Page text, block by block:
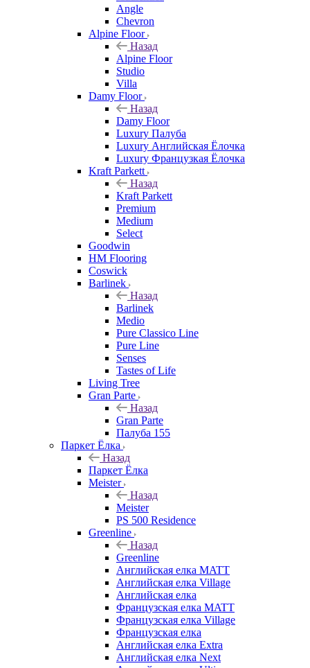
Angle
Chevron
Alpine Floor
Назад
Alpine Floor
Studio
Villa
Damy Floor
Назад
Damy Floor
Luxury Палуба
Luxury Английская Ёлочка
Luxury Французкая Ёлочка
Kraft Parkett
Назад
Kraft Parkett
Premium
Medium
Select
Goodwin
HM Flooring
Coswick
Barlinek
Назад
Barlinek
Medio
Pure Classico Line
Pure Line
Senses
Tastes of Life
Living Tree
Gran Parte
Назад
Gran Parte
Палуба 155
Паркет Ёлка
Назад
Паркет Ёлка
Meister
Назад
Meister
PS 500 Residence
Greenline
Назад
Greenline
Английская елка MATT
Английская елка Village
Английская елка
Французская елка MATT
Французская елка Village
Французская елка
Английская елка Extra
Английская елка Next